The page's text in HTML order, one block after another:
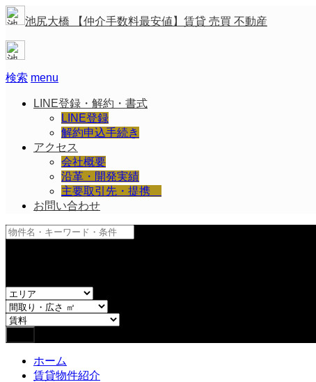
池尻大橋 【仲介手数料最安値】賃貸 売買 不動産
検索 menu
LINE登録・解約・書式
LINE登録
解約申込手続き
アクセス
会社概要
沿革・開発実績
主要取引先・提携
お問い合わせ
ホーム
賃貸物件紹介